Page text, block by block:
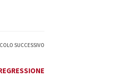
SUCCESSIVO